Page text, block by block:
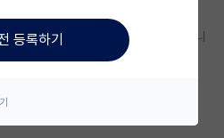
시판
두고 고민중인 지거국 석사 졸업생 입니
UTD, UC riverside, SUNY buffalo
과정 풀펀딩 오퍼를 받게되었습니다.!
등록하기